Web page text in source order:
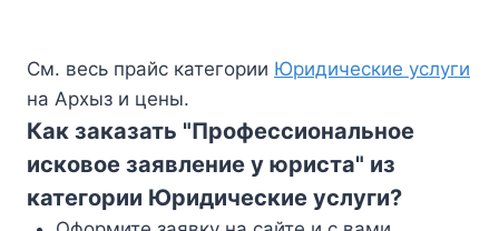
См. весь прайс категории Юридические услуги
на Архыз и цены.
Как заказать "Профессиональное
исковое заявление у юриста" из
категории Юридические услуги?